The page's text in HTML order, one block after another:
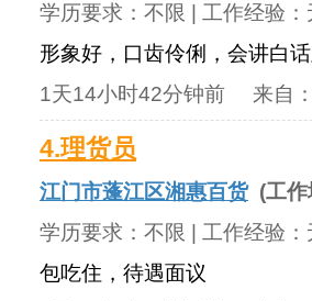
学历要求： 不限 | 工作经验：
形象好，口齿伶俐，会讲白
1天14小时42分钟前 来自
4.理货员
江门市蓬江区湘惠百货(工作
学历要求： 不限 | 工作经验：
包吃住，待遇面议